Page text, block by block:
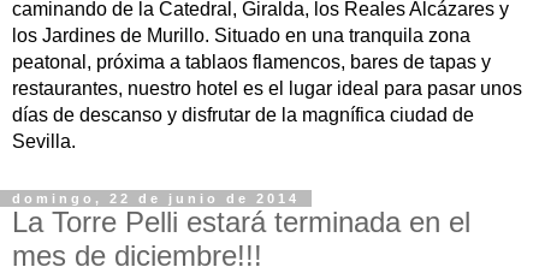
caminando de la Catedral, Giralda, los Reales Alcázares y
los Jardines de Murillo. Situado en una tranquila zona
peatonal, próxima a tablaos flamencos, bares de tapas y
restaurantes, nuestro hotel es el lugar ideal para pasar unos
días de descanso y disfrutar de la magnífica ciudad de
Sevilla.
domingo, 22 de junio de 2014
La Torre Pelli estará terminada en el
mes de diciembre!!!